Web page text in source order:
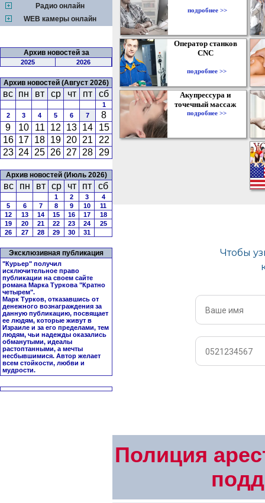
Радио онлайн
WEB камеры онлайн
Архив новостей за
2025 2026
Архив новостей (Август 2026)
вс пн вт ср чт пт сб
1
2
3 4 5 6 7
8
9
10 11 12 13 14
15
16 17 18 19 20 21
22
23 24 25 26 27 28 29
Архив новостей (Июль 2026)
вс пн вт ср чт пт сб
1 2 3
4
5
6 7 8 9 10
11
12
13 14 15 16 17
18
19
20 21 22 23 24
25
26
27 28 29 30 31
Эксклюзивная публикация
"Курьер" получил
исключительное право
публикации на своем сайте
романа Марка Туркова "Кратно
четырем".
Марк Турков, отказавшись от
денежного вознаграждения за
данную публикацию, посвящает
ее людям, которые живут в
Израиле и за его пределами, тем
людям, чьи надежды оказались
обманутыми, идеалы
растоптанными, а мечты
несбывшимися. Автор желает
всем стойкости, любви и
мудрости.
подробнее >>
Оператор станков
CNC
подробнее >>
Акупрессура и
точечный массаж
подробнее >>
Полиция